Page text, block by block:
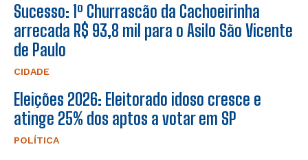
Sucesso: 1º Churrascão da Cachoeirinha
arrecada R$ 93,8 mil para o Asilo São Vicente
de Paulo
CIDADE
Eleições 2026: Eleitorado idoso cresce e
atinge 25% dos aptos a votar em SP
POLÍTICA